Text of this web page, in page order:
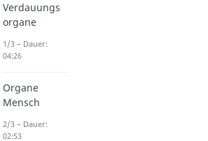
Verdauungs
organe
1/3 – Dauer:
04:26
Organe
Mensch
2/3 – Dauer:
02:53